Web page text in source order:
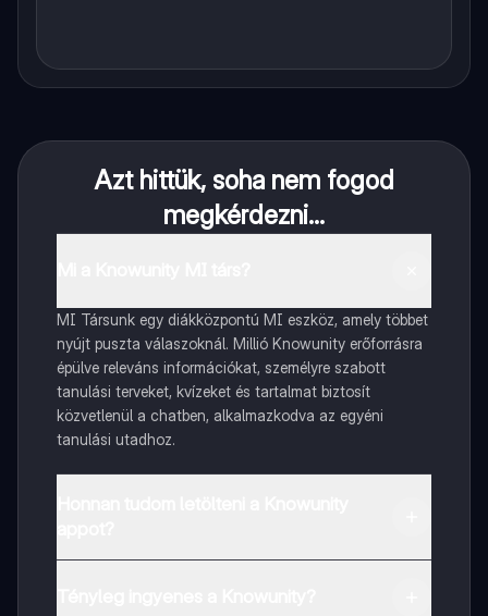
Azt hittük, soha nem fogod
megkérdezni...
MI Társunk egy diákközpontú MI eszköz, amely többet
nyújt puszta válaszoknál. Millió Knowunity erőforrásra
épülve releváns információkat, személyre szabott
tanulási terveket, kvízeket és tartalmat biztosít
közvetlenül a chatben, alkalmazkodva az egyéni
tanulási utadhoz.